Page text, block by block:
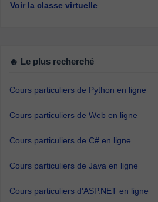
Voir la classe virtuelle
🔥 Le plus recherché
Cours particuliers de Python en ligne
Cours particuliers de Web en ligne
Cours particuliers de C# en ligne
Cours particuliers de Java en ligne
Cours particuliers d'ASP.NET en ligne